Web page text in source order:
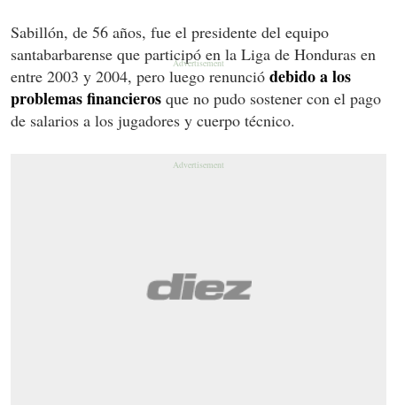
Sabillón, de 56 años, fue el presidente del equipo
santabarbarense que participó en la Liga de Honduras en
entre 2003 y 2004, pero luego renunció debido a los
problemas financieros que no pudo sostener con el pago
de salarios a los jugadores y cuerpo técnico.